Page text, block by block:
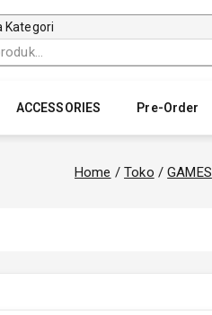
ACCESSORIES Pre-Order
Home / Toko / GAMES